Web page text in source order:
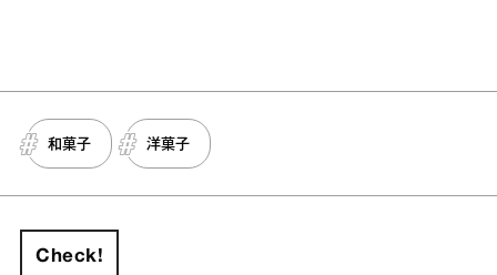
和菓子 洋菓子
Check!